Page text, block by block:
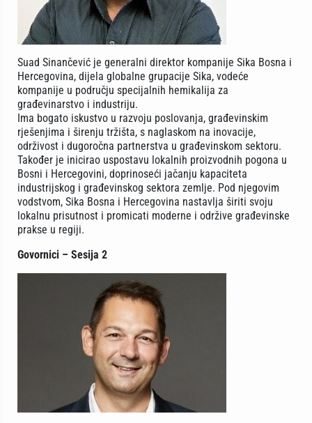
Suad Sinančević je generalni direktor kompanije Sika Bosna i
Hercegovina, dijela globalne grupacije Sika, vodeće
kompanije u području specijalnih hemikalija za
građevinarstvo i industriju.
Ima bogato iskustvo u razvoju poslovanja, građevinskim
rješenjima i širenju tržišta, s naglaskom na inovacije,
održivost i dugoročna partnerstva u građevinskom sektoru.
Također je inicirao uspostavu lokalnih proizvodnih pogona u
Bosni i Hercegovini, doprinoseći jačanju kapaciteta
industrijskog i građevinskog sektora zemlje. Pod njegovim
vodstvom, Sika Bosna i Hercegovina nastavlja širiti svoju
lokalnu prisutnost i promicati moderne i održive građevinske
prakse u regiji.
Govornici – Sesija 2